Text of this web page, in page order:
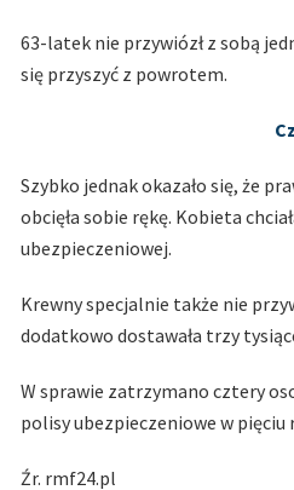
63-latek nie przywiózł z sobą
się przyszyć z powrotem.
Szybko jednak okazało się, że
obcięła sobie rękę. Kobieta
ubezpieczeniowej.
Krewny specjalnie także nie
dodatkowo dostawała trzy
W sprawie zatrzymano cztery
polisy ubezpieczeniowe w pięciu
Źr. rmf24.pl